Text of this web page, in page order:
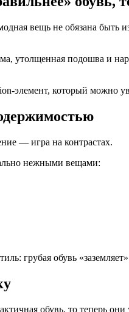
вещь не обязана
утолщенная подошва и
элемент, который можно
— игра на контрастах.
нежными вещами:
грубая обувь
обувь, то теперь они